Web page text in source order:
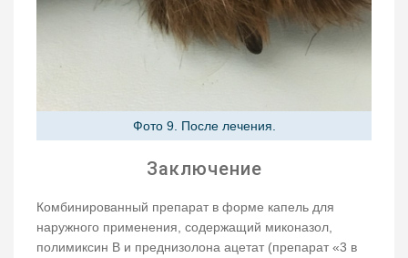
Фото 9. После лечения.
Заключение
Комбинированный препарат в форме капель для
наружного применения, содержащий миконазол,
полимиксин В и преднизолона ацетат (препарат «3 в